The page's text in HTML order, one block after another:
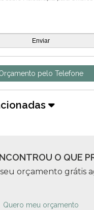
pelo Telefone
O QUE
seu orçamento grátis
Quero meu orçamento